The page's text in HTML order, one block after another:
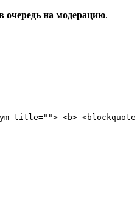
очередь на модерацию.
<b> <blockquote